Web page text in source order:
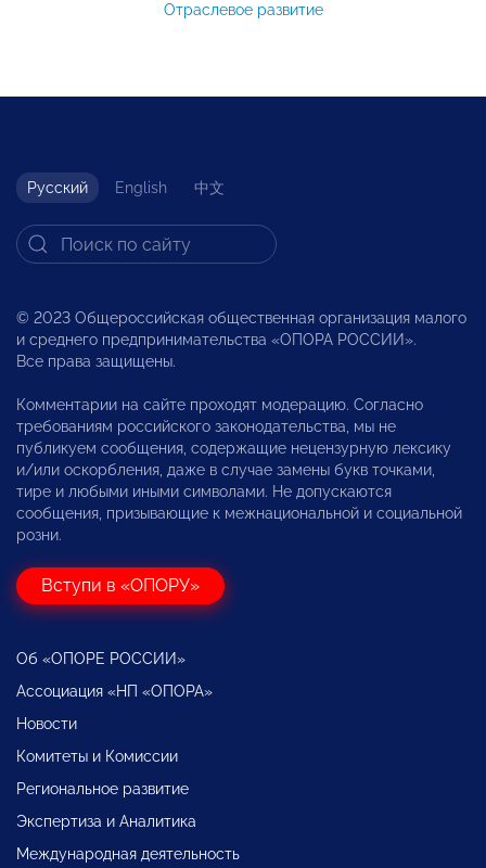
Отраслевое развитие
Русский English 中文
© 2023 Общероссийская общественная организация малого
и среднего предпринимательства «ОПОРА РОССИИ».
Все права защищены.
Комментарии на сайте проходят модерацию. Согласно
требованиям российского законодательства, мы не
публикуем сообщения, содержащие нецензурную лексику
и/или оскорбления, даже в случае замены букв точками,
тире и любыми иными символами. Не допускаются
сообщения, призывающие к межнациональной и социальной
розни.
Вступи в «ОПОРУ»
Об «ОПОРЕ РОССИИ»
Ассоциация «НП «ОПОРА»
Новости
Комитеты и Комиссии
Региональное развитие
Экспертиза и Аналитика
Международная деятельность